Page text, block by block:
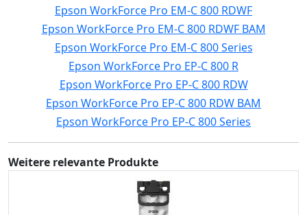
Epson WorkForce Pro EM-C 800 RDWF
Epson WorkForce Pro EM-C 800 RDWF BAM
Epson WorkForce Pro EM-C 800 Series
Epson WorkForce Pro EP-C 800 R
Epson WorkForce Pro EP-C 800 RDW
Epson WorkForce Pro EP-C 800 RDW BAM
Epson WorkForce Pro EP-C 800 Series
Weitere relevante Produkte